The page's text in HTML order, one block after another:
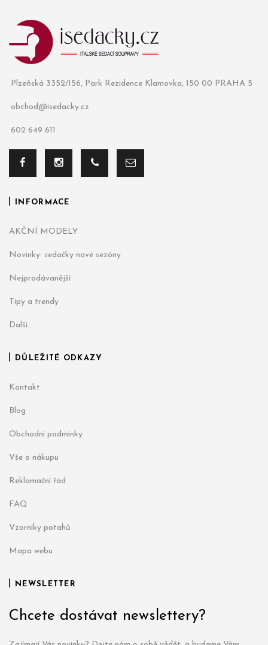
Plzeňská 3352/156, Park Rezidence Klamovka, 150 00 PRAHA 5
obchod@isedacky.cz
602 649 611
INFORMACE
AKČNÍ MODELY
Novinky: sedačky nové sezóny
Nejprodávanější
Tipy a trendy
Další...
DŮLEŽITÉ ODKAZY
Kontakt
Blog
Obchodní podmínky
Vše o nákupu
Reklamační řád
FAQ
Vzorníky potahů
Mapa webu
NEWSLETTER
Chcete dostávat newslettery?